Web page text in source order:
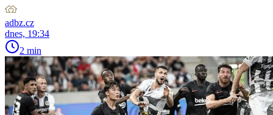
adbz.cz
dnes, 19:34
2 min